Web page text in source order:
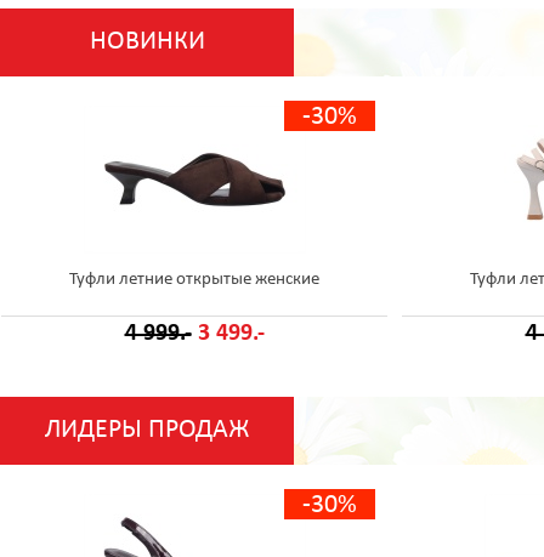
НОВИНКИ
-30%
Туфли летние открытые женские
4 999.- 3 499.-
Туфли
4
ЛИДЕРЫ ПРОДАЖ
-30%